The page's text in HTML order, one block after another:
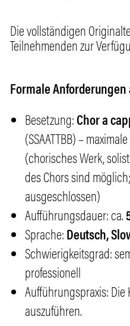
Die vollständigen
Teilnehmenden zur
Formale
Besetzung:Chor a
(SSAATTBB) –
(chorisches Werk,
des Chors sind
ausgeschlossen)
Aufführungsdauer:ca.
Sprache:Deutsch,
Schwierigkeitsgrad:
professionell
Aufführungspraxis:Die
auszuführen.